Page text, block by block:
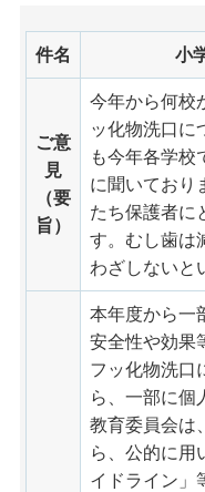
件名 小
ご意
見
（要
旨）
今年から何校
ッ化物洗口に
も今年各学校
に聞いており
たち保護者に
す。むし歯は
わざしないと
本年度から一
安全性や効果
フッ化物洗口
ら、一部に個
教育委員会は
ら、公的に用
イドライン」